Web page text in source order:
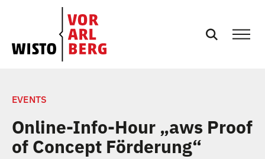
EVENTS
EVENTS
Online-Info-Hour „aws Proof
of Concept Förderung“